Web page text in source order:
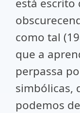
está escrito
como tal
que a
perpassa
simbólicas,
podemos